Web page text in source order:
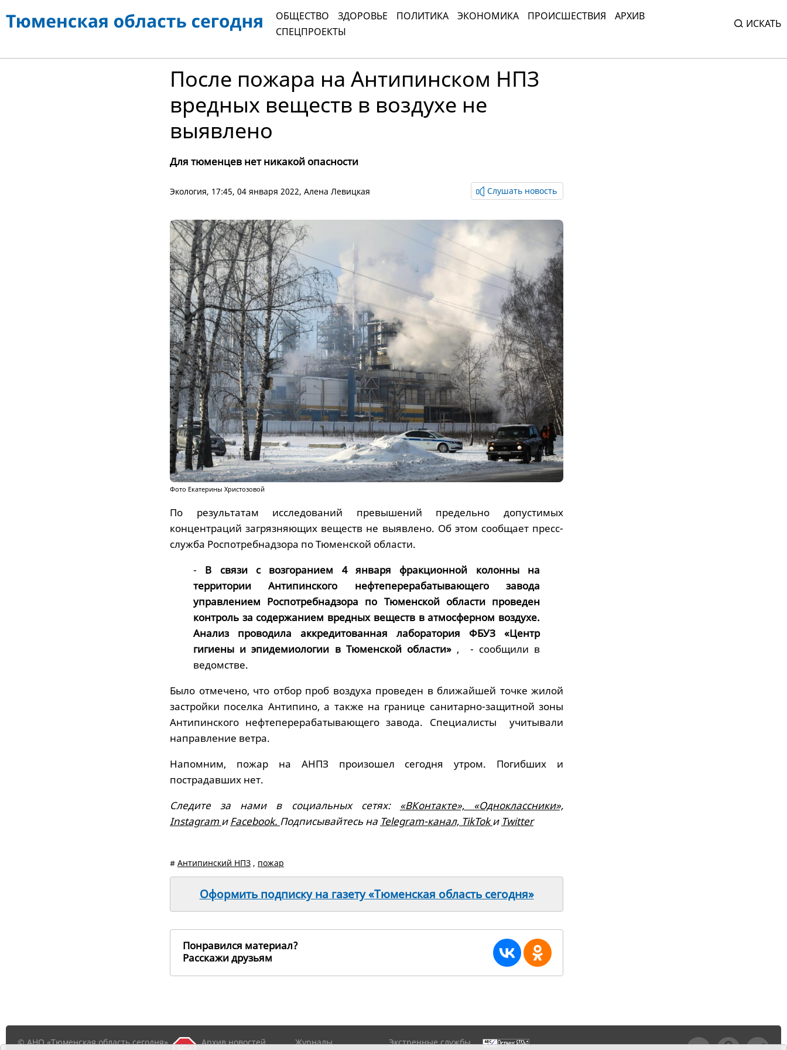
ОБЩЕСТВО ЗДОРОВЬЕ ПОЛИТИКА ЭКОНОМИКА ПРОИСШЕСТВИЯ
АРХИВ
СПЕЦПРОЕКТЫ
ИСКАТЬ
После пожара на Антипинском НПЗ
вредных веществ в воздухе не
выявлено
Для тюменцев нет никакой опасности
Экология, 17:45, 04 января 2022, Алена Левицкая Слушать новость
Фото Екатерины Христозовой
По результатам исследований превышений предельно допустимых
концентраций загрязняющих веществ не выявлено. Об этом сообщает пресс-
служба Роспотребнадзора по Тюменской области.
- В связи с возгоранием 4 января фракционной колонны на
территории Антипинского нефтеперерабатывающего завода
управлением Роспотребнадзора по Тюменской области проведен
контроль за содержанием вредных веществ в атмосферном воздухе.
Анализ проводила аккредитованная лаборатория ФБУЗ «Центр
гигиены и эпидемиологии в Тюменской области» , - сообщили в
ведомстве.
Было отмечено, что отбор проб воздуха проведен в ближайшей точке жилой
застройки поселка Антипино, а также на границе санитарно-защитной зоны
Антипинского нефтеперерабатывающего завода. Специалисты учитывали
направление ветра.
Напомним, пожар на АНПЗ произошел сегодня утром. Погибших и
пострадавших нет.
Следите за нами в социальных сетях: «ВКонтакте», «Одноклассники»,
InstagramиFacebook. Подписывайтесь на Telegram-канал, TikTokи Twitter
# Антипинский НПЗ , пожар
Оформить подписку на газету «Тюменская область сегодня»
Понравился материал?
Расскажи друзьям
© АНО «Тюменская область сегодня»,
Архив новостей
Журналы
Экстренные службы